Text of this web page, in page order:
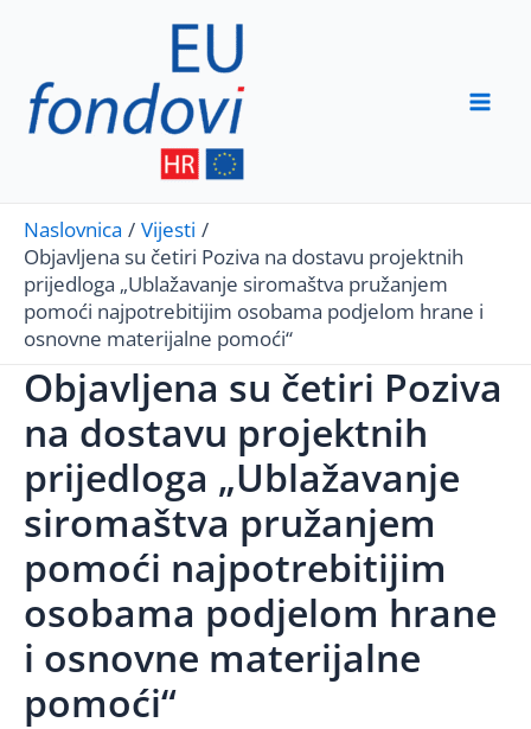
content
Naslovnica
Vijesti
Objavljena su četiri Poziva na dostavu projektnih
prijedloga „Ublažavanje siromaštva pružanjem
pomoći najpotrebitijim osobama podjelom hrane i
osnovne materijalne pomoći“
Objavljena su četiri Poziva
na dostavu projektnih
prijedloga „Ublažavanje
siromaštva pružanjem
pomoći najpotrebitijim
osobama podjelom hrane
i osnovne materijalne
pomoći“